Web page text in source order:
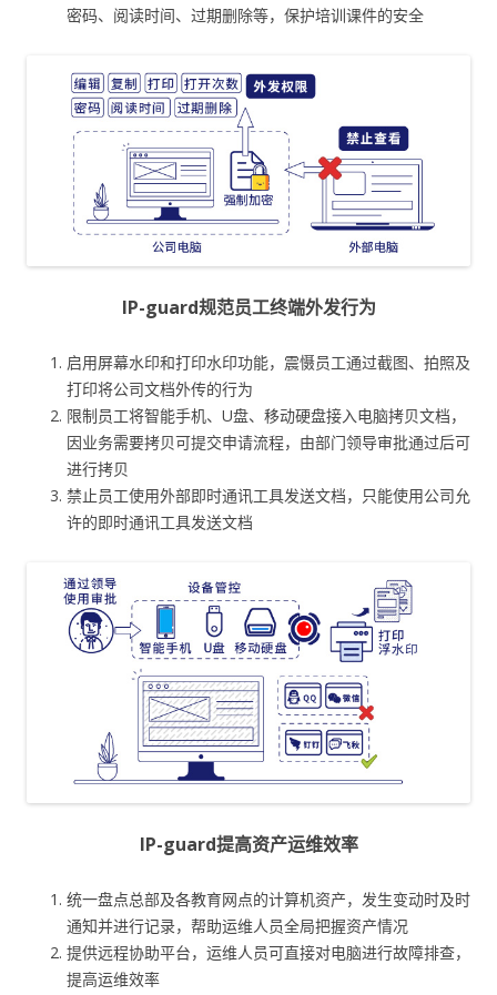
密码、阅读时间、过期删除等，保护培训课件的安全
IP-guard规范员工终端外发行为
启用屏幕水印和打印水印功能，震慑员工通过截图、拍照及
打印将公司文档外传的行为
限制员工将智能手机、U盘、移动硬盘接入电脑拷贝文档，
因业务需要拷贝可提交申请流程，由部门领导审批通过后可
进行拷贝
禁止员工使用外部即时通讯工具发送文档，只能使用公司允
许的即时通讯工具发送文档
IP-guard提高资产运维效率
统一盘点总部及各教育网点的计算机资产，发生变动时及时
通知并进行记录，帮助运维人员全局把握资产情况
提供远程协助平台，运维人员可直接对电脑进行故障排查，
提高运维效率